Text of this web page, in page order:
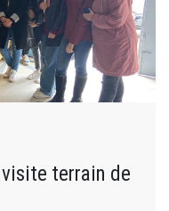
visite terrain de